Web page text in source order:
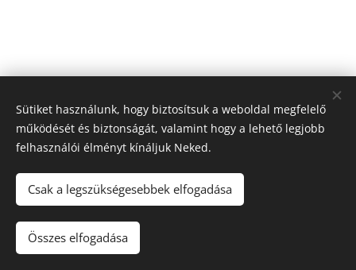
kineziologiamost.hu
Webnode
Sütiket használunk, hogy biztosítsuk a weboldal megfelelő
működését és biztonságát, valamint hogy a lehető legjobb
felhasználói élményt kínáljuk Neked.
Csak a legszükségesebbek elfogadása
Összes elfogadása